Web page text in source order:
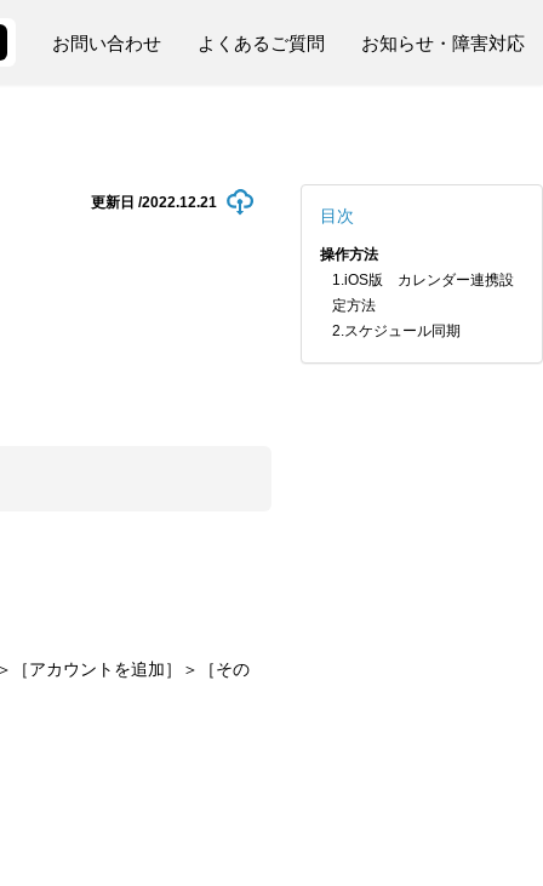
お問い合わせ よくあるご質問 お知らせ・障害対応
更新日 /2022.12.21
［アカウントを追加］＞［その
目次
操作方法
1.iOS版 カレンダー連携設
定方法
2.スケジュール同期